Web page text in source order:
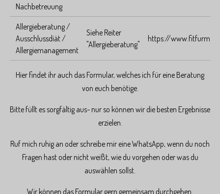
Nachbetreuung
Allergieberatung /
Ausschlussdiät /
Allergiemanagement
Siehe Reiter
"Allergieberatung"
https://
Hier findet ihr auch das Formular, welches ich für eine Beratung
von euch benötige.
Bitte füllt es sorgfältig aus- nur so können wir die besten Ergebnisse
erzielen.
Ruf mich ruhig an oder schreibe mir eine WhatsApp, wenn du noch
Fragen hast oder nicht weißt, wie du vorgehen oder was du
auswählen sollst.
Wir können das Formular gern gemeinsam durchgehen.